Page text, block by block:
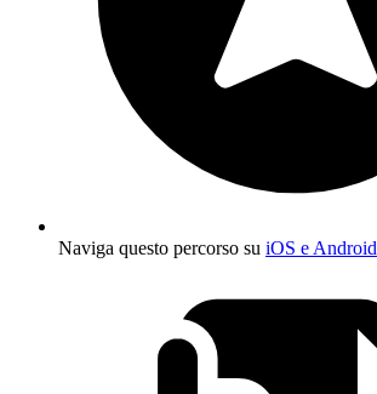
Naviga questo percorso su iOS e Android